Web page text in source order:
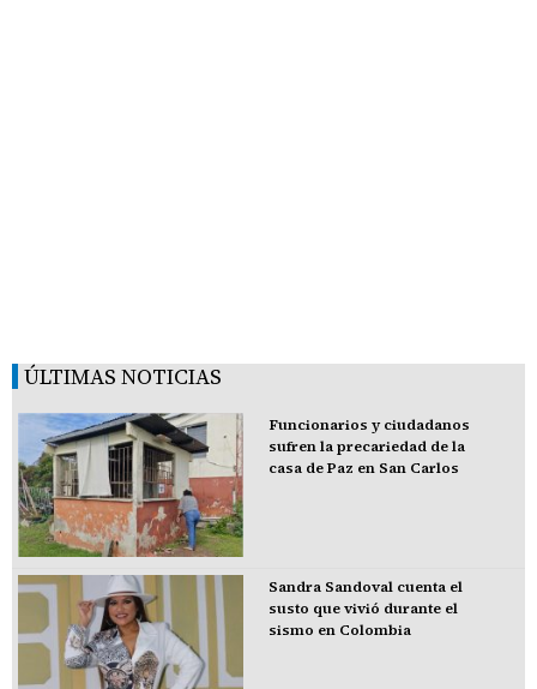
ÚLTIMAS NOTICIAS
Funcionarios y ciudadanos
sufren la precariedad de la
casa de Paz en San Carlos
Sandra Sandoval cuenta el
susto que vivió durante el
sismo en Colombia